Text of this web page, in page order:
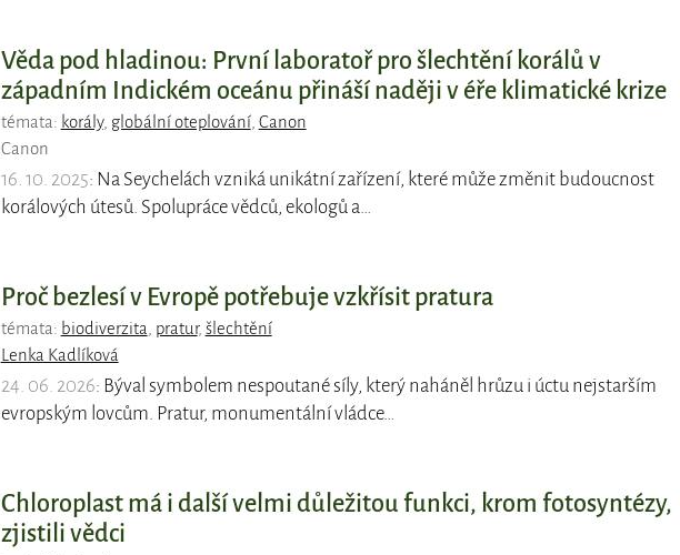
Věda pod hladinou: První laboratoř pro šlechtění korálů v
západním Indickém oceánu přináší naději v éře klimatické krize
témata: korály, globální oteplování, Canon
Canon
16. 10. 2025: Na Seychelách vzniká unikátní zařízení, které může změnit budoucnost
korálových útesů. Spolupráce vědců, ekologů a…
Proč bezlesí v Evropě potřebuje vzkřísit pratura
témata: biodiverzita pratur, šlechtění
Lenka Kadlíková
24. 06. 2026: Býval symbolem nespoutané síly, který naháněl hrůzu i úctu nejstarším
evropským lovcům. Pratur, monumentální vládce…
Chloroplast má i další velmi důležitou funkci, krom fotosyntézy,
zjistili vědci